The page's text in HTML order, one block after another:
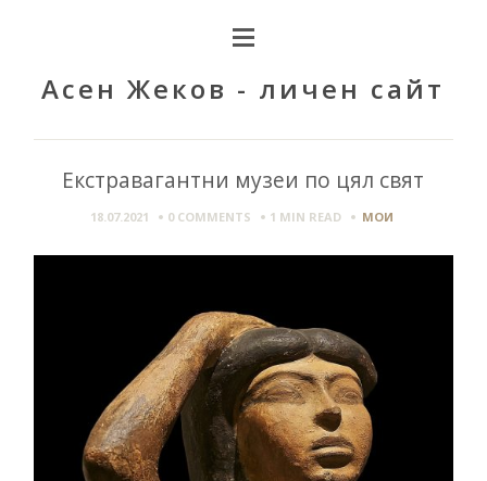
Асен Жеков - личен сайт
Екстравагантни музеи по цял свят
18.07.2021 0 COMMENTS 1 MIN READ МОИ